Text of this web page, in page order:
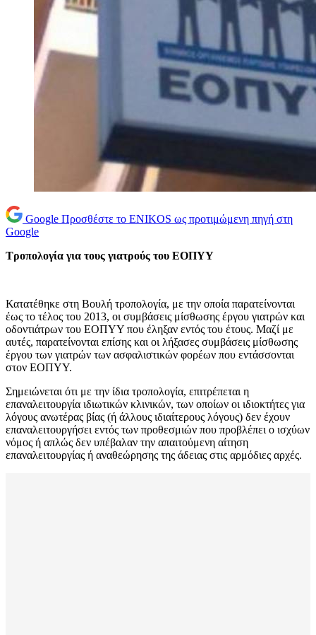
Google Προσθέστε το ENIKOS ως προτιμώμενη πηγή στη
Google
Τροπολογία για τους γιατρούς του ΕΟΠΥΥ
Κατατέθηκε στη Βουλή τροπολογία, με την οποία παρατείνονται
έως το τέλος του 2013, οι συμβάσεις μίσθωσης έργου γιατρών και
οδοντιάτρων του ΕΟΠΥΥ που έληξαν εντός του έτους. Μαζί με
αυτές, παρατείνονται επίσης και οι λήξασες συμβάσεις μίσθωσης
έργου των γιατρών των ασφαλιστικών φορέων που εντάσσονται
στον ΕΟΠΥΥ.
Σημειώνεται ότι με την ίδια τροπολογία, επιτρέπεται η
επαναλειτουργία ιδιωτικών κλινικών, των οποίων οι ιδιοκτήτες για
λόγους ανωτέρας βίας (ή άλλους ιδιαίτερους λόγους) δεν έχουν
επαναλειτουργήσει εντός των προθεσμιών που προβλέπει ο ισχύων
νόμος ή απλώς δεν υπέβαλαν την απαιτούμενη αίτηση
επαναλειτουργίας ή αναθεώρησης της άδειας στις αρμόδιες αρχές.